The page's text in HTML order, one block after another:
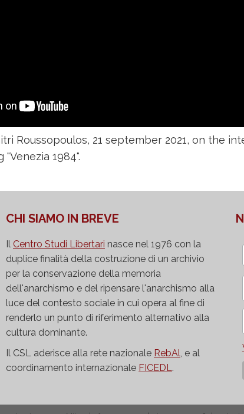
Roussopoulos, 21 september 2021, on the
1984".
CHI SIAMO IN BREVE
Il Centro Studi Libertari nasce nel 1976 con la
duplice finalità della costruzione di un archivio
per la conservazione della memoria
dell'anarchismo e del ripensare l'anarchismo alla
luce del contesto sociale in cui opera al fine di
renderlo un punto di riferimento alternativo alla
cultura dominante.
Il CSL aderisce alla rete nazionale RebAl, e al
coordinamento internazionale FICEDL.